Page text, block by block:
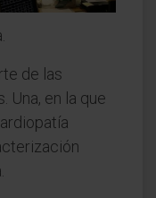
de las
Una, en la que